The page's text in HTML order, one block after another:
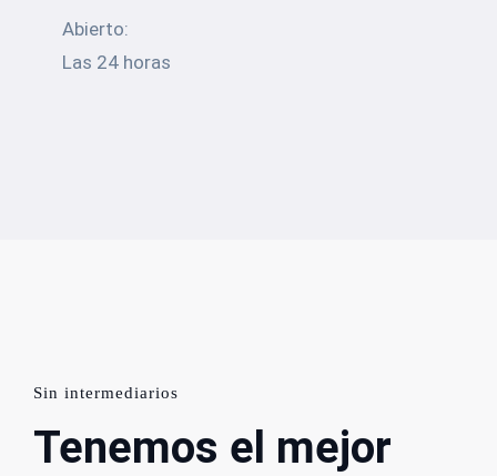
Abierto:
Las 24 horas
Sin intermediarios
Tenemos el mejor